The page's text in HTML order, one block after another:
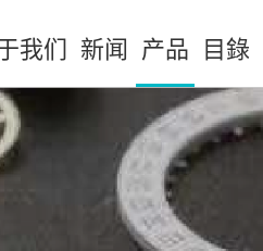
我们 新闻 产品 目錄